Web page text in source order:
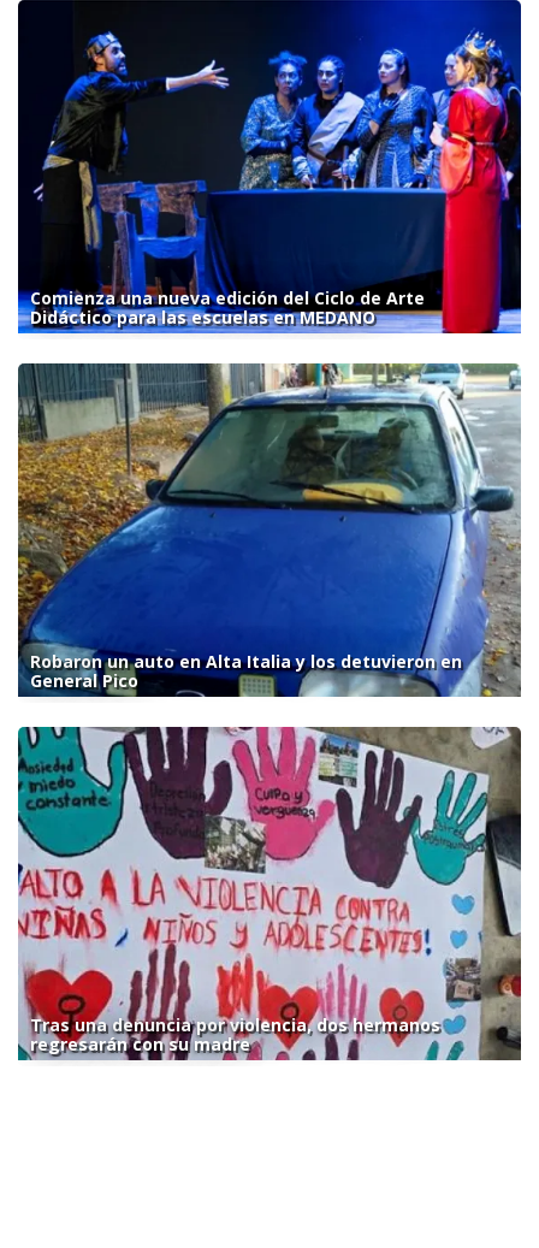
Comienza una nueva edición del Ciclo de Arte
Didáctico para las escuelas en MEDANO
Robaron un auto en Alta Italia y los detuvieron en
General Pico
Tras una denuncia por violencia, dos hermanos
regresarán con su madre